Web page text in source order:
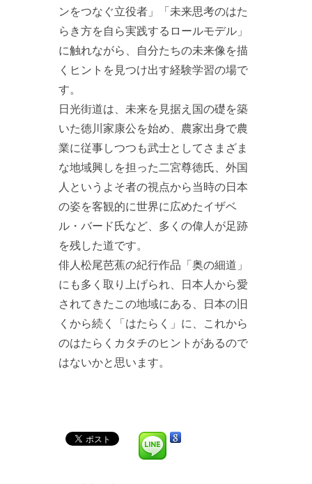
ンをつなぐ立役者」「未来思考のはた
らき方を自ら実践するロールモデル」
に触れながら、自分たちの未来像を描
くヒントを見つけ出す経験学習の場で
す。
日光街道は、未来を見据え国の礎を築
いた徳川家康公を始め、農家出身で農
業に従事しつつも武士としてさまざま
な地域興しを担った二宮尊徳氏、外国
人というよそ者の視点から当時の日本
の姿を客観的に世界に広めたイザベ
ル・バード氏など、多くの偉人が足跡
を残した道です。
俳人松尾芭蕉の紀行作品「奥の細道」
にも多く取り上げられ、日本人から愛
されてきたこの地域にある、日本の旧
くから続く「はたらく」に、これから
のはたらくカタチのヒントがあるので
はないかと思います。